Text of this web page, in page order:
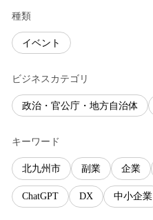
種類
イベント
ビジネスカテゴリ
政治・官公庁・地方自治体
キーワード
北九州市 副業 企業
ChatGPT DX 中小企業